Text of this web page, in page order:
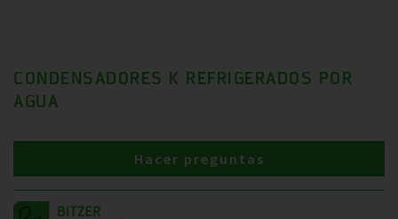
CONDENSADORES K REFRIGERADOS POR
AGUA
Hacer preguntas